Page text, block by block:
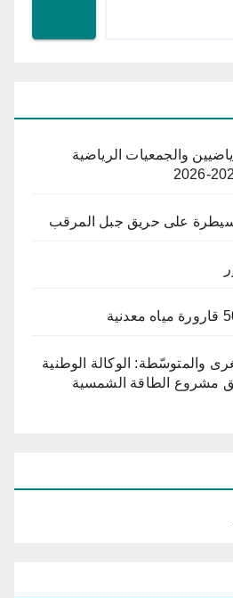
والجمعيات الرياضية
على حريق جبل المرقب
والمتوسّطة: الوكالة الوطنية
مشروع الطاقة الشمسية